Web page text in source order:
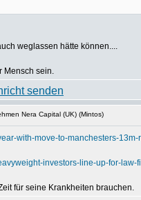
weglassen hätte können....
Mensch sein.
Nera Capital (UK) (Mintos)
with-move-to-manchesters-
investors-line-up-for-law-
für seine Krankheiten brauchen.